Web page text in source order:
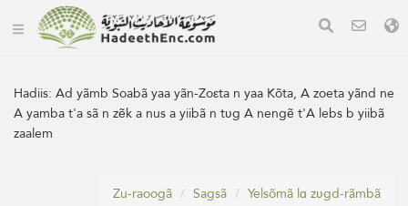
Hadiis:Ad yãmb Soabã yaa yãn-Zoεta n yaa Kõta, A zoeta yãnd ne
A yamba t'a sã n zẽk a nus a yiibã n tʋg A nengẽ t'A lebs b yiibã
zaalem
Zu-raoogã Sagsã Yelsõmã lɑ zʋgd-rãmbã